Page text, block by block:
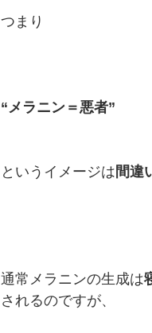
つまり
“メラニン＝悪者”
というイメージは 間違
通常メラニンの生成は
されるのですが、